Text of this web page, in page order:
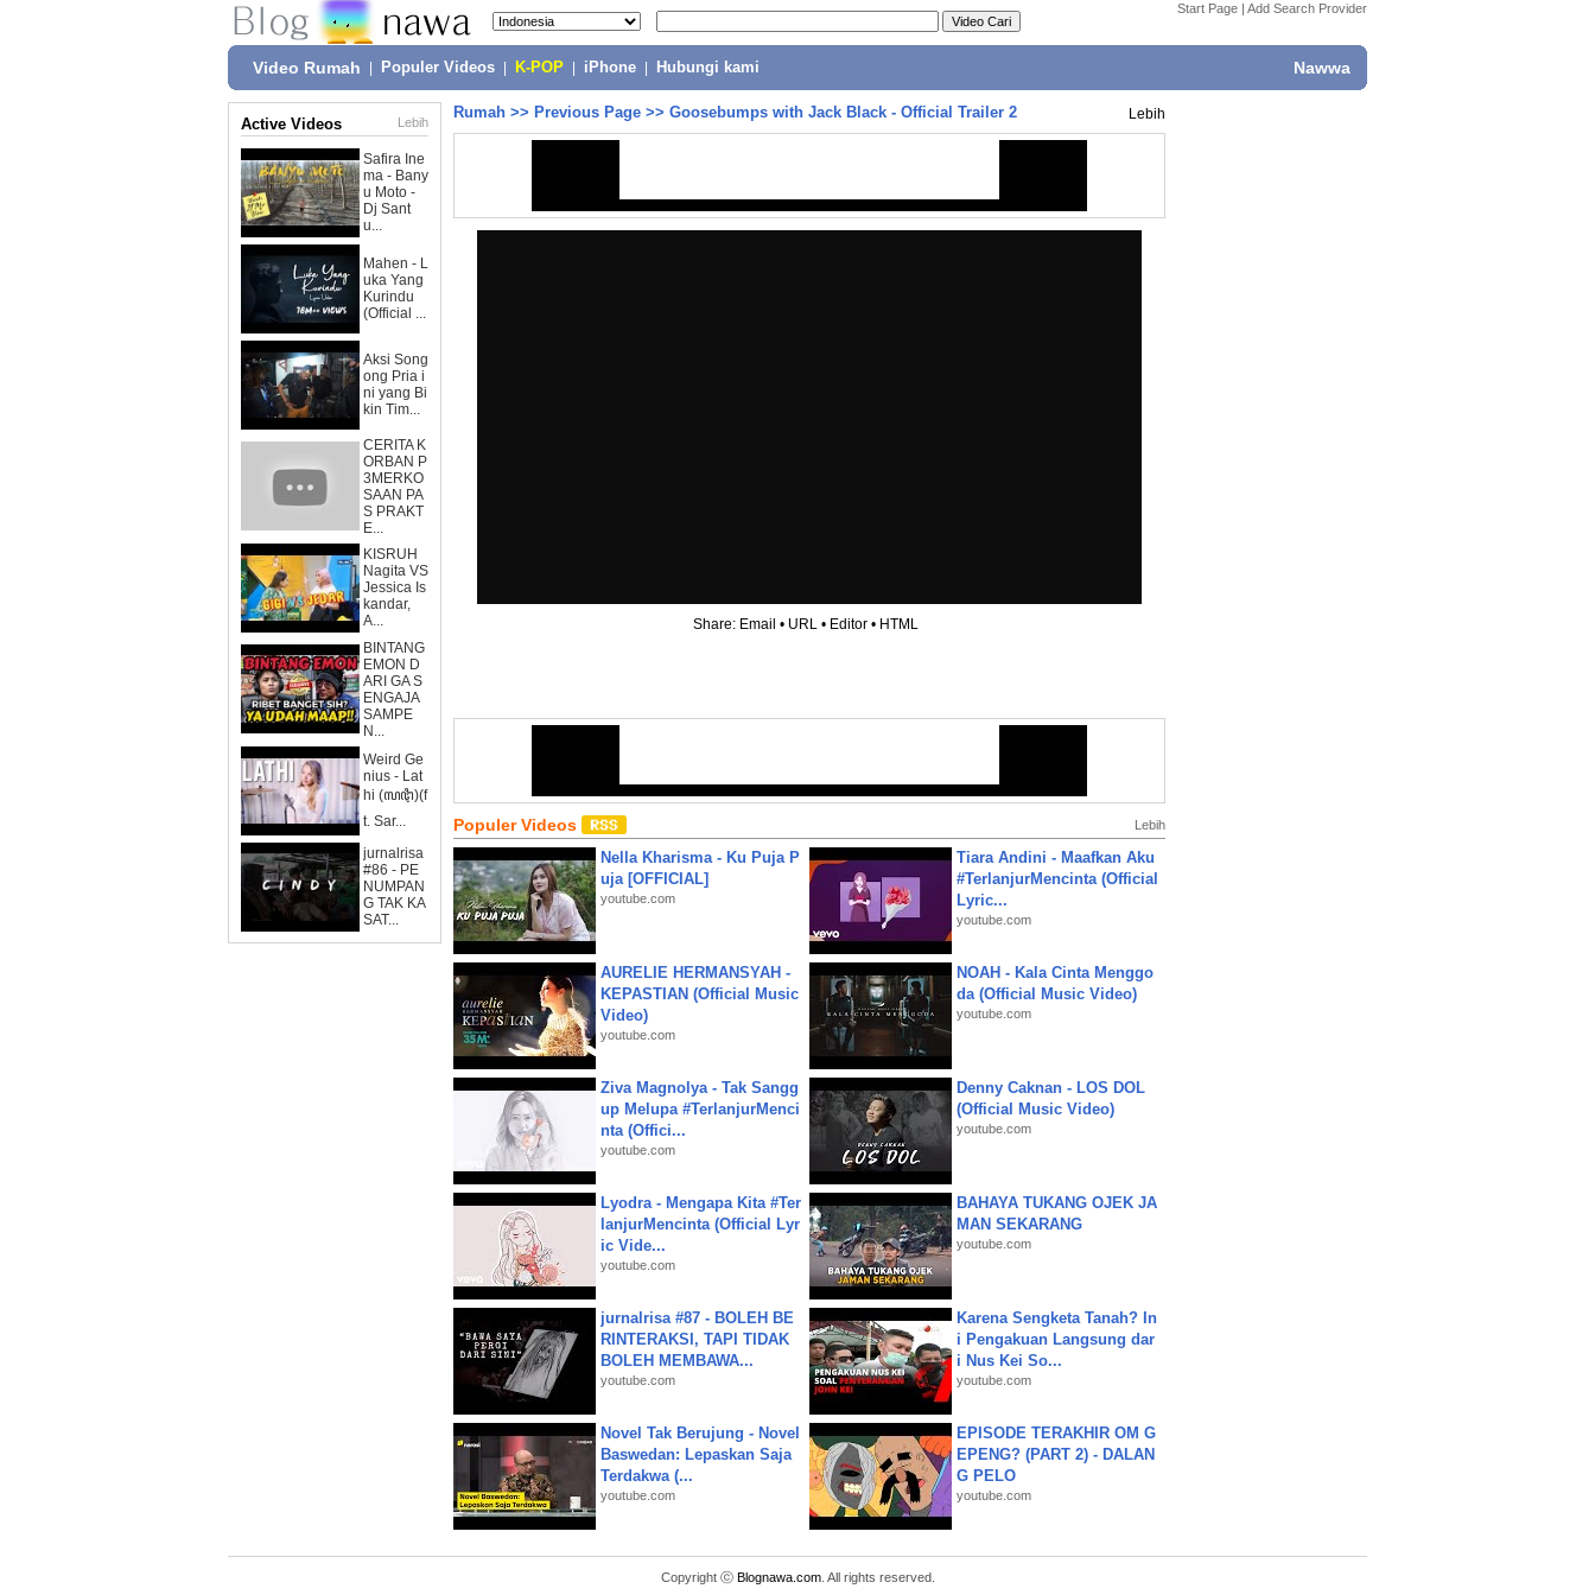
Start Page | Add Search Provider
Video Rumah Populer Videos K-POP iPhone Hubungi kami Nawwa
Active Videos Lebih
Safira Ine
ma - Bany
u Moto -
Dj Sant
u...
Mahen - L
uka Yang
Kurindu
(Official ...
Aksi Song
ong Pria i
ni yang Bi
kin Tim...
CERITA K
ORBAN P
3MERKO
SAAN PA
S PRAKT
E...
KISRUH
Nagita VS
Jessica Is
kandar,
A...
BINTANG
EMON D
ARI GA S
ENGAJA
SAMPE
N...
Weird Ge
nius - Lat
hi (ꦭꦛꦶ)(f
t. Sar...
jurnalrisa
#86 - PE
NUMPAN
G TAK KA
SAT...
Rumah >> Previous Page >> Goosebumps with Jack Black - Official Trailer 2 Lebih
Share: Email • URL • Editor • HTML
Populer Videos Lebih
Nella Kharisma - Ku Puja P
uja [OFFICIAL]
youtube.com
Tiara Andini - Maafkan Aku
#TerlanjurMencinta (Official
Lyric...
youtube.com
AURELIE HERMANSYAH -
KEPASTIAN (Official Music
Video)
youtube.com
NOAH - Kala Cinta Menggo
da (Official Music Video)
youtube.com
Ziva Magnolya - Tak Sangg
up Melupa #TerlanjurMenci
nta (Offici...
youtube.com
Denny Caknan - LOS DOL
(Official Music Video)
youtube.com
Lyodra - Mengapa Kita #Ter
lanjurMencinta (Official Lyr
ic Vide...
youtube.com
BAHAYA TUKANG OJEK JA
MAN SEKARANG
youtube.com
jurnalrisa #87 - BOLEH BE
RINTERAKSI, TAPI TIDAK
BOLEH MEMBAWA...
youtube.com
Karena Sengketa Tanah? In
i Pengakuan Langsung dar
i Nus Kei So...
youtube.com
Novel Tak Berujung - Novel
Baswedan: Lepaskan Saja
Terdakwa (...
youtube.com
EPISODE TERAKHIR OM G
EPENG? (PART 2) - DALAN
G PELO
youtube.com
Copyright ⓒ Blognawa.com. All rights reserved.